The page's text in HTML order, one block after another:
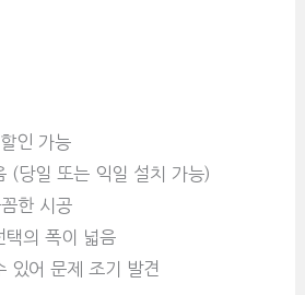
인 가능
(당일 또는 익일 설치 가능)
한 시공
택의 폭이 넓음
있어 문제 조기 발견